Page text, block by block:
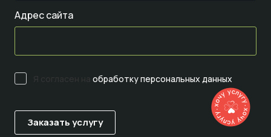
Адрес сайта
Я согласен на обработку персональных данных